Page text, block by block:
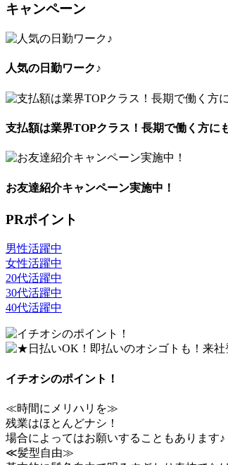
キャンペーン
人気の日勤ワーク♪
支払額は業界TOPクラス！長期で働く方に
お友達紹介キャンペーン実施中！
PRポイント
男性活躍中
女性活躍中
20代活躍中
30代活躍中
40代活躍中
イチオシのポイント！
≪時間にメリハリを≫
残業はほとんどナシ！
場合によってはお願いすることもあります♪
≪髪型自由≫